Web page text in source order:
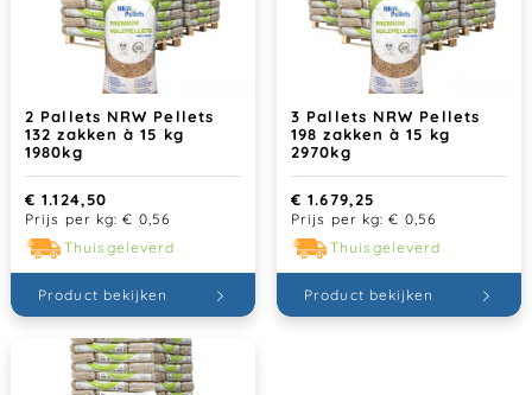
2 Pallets NRW Pellets
132 zakken à 15 kg
1980kg
€ 1.124,50
Prijs per kg:€ 0,56
Thuisgeleverd
Product bekijken
3 Pallets NRW Pellets
198 zakken à 15 kg
2970kg
€ 1.679,25
Prijs per kg:€ 0,56
Thuisgeleverd
Product bekijken